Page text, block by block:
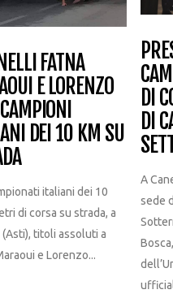
FATNA
E LORENZO
DEI 10 KM SU
italiani dei 10
di corsa su strada, a
titoli assoluti a
e Lorenzo...
DI
DI
A
sede